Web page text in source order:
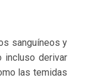
sanguíneos y
incluso derivar
las temidas